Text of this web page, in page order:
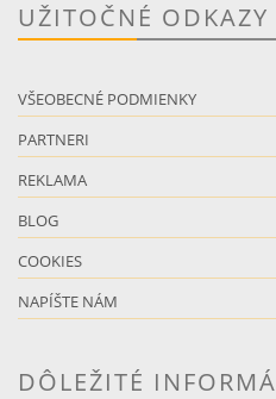
UŽITOČNÉ ODKAZY
VŠEOBECNÉ PODMIENKY
PARTNERI
REKLAMA
BLOG
COOKIES
NAPÍŠTE NÁM
DÔLEŽITÉ